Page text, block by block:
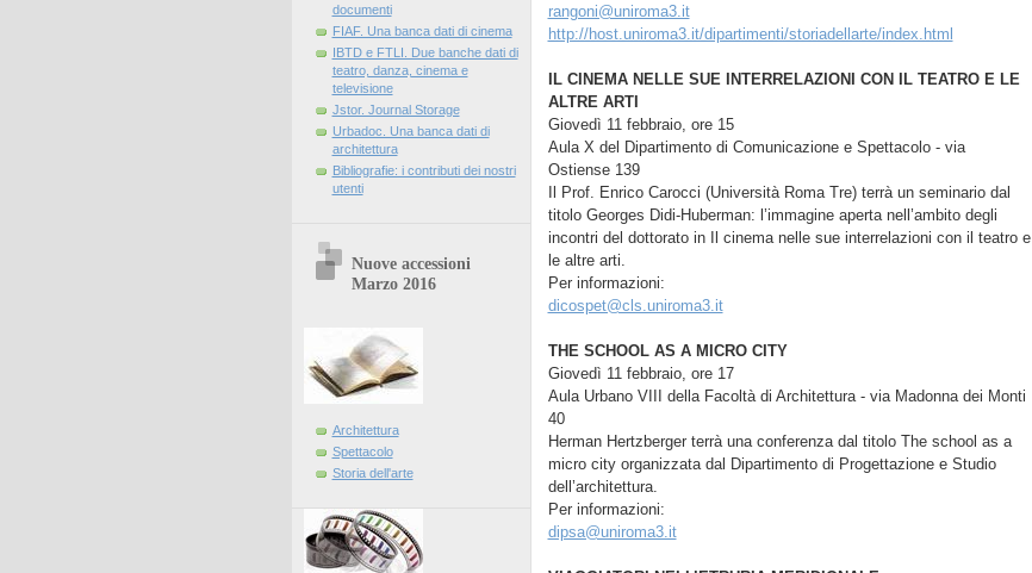
documenti
FIAF. Una banca dati di cinema
IBTD e FTLI. Due banche dati di
teatro, danza, cinema e
televisione
Jstor. Journal Storage
Urbadoc. Una banca dati di
architettura
Bibliografie: i contributi dei nostri
utenti
Nuove accessioni
Marzo 2016
Architettura
Spettacolo
Storia dell'arte
rangoni@uniroma3.it
http://host.uniroma3.it/dipartimenti/storiadellarte/index.html
IL CINEMA NELLE SUE INTERRELAZIONI CON IL TEATRO E LE
ALTRE ARTI
Giovedì 11 febbraio, ore 15
Aula X del Dipartimento di Comunicazione e Spettacolo - via
Ostiense 139
Il Prof. Enrico Carocci (Università Roma Tre) terrà un seminario dal
titolo Georges Didi-Huberman: l’immagine aperta nell’ambito degli
incontri del dottorato in Il cinema nelle sue interrelazioni con il teatro e
le altre arti.
Per informazioni:
dicospet@cls.uniroma3.it
THE SCHOOL AS A MICRO CITY
Giovedì 11 febbraio, ore 17
Aula Urbano VIII della Facoltà di Architettura - via Madonna dei Monti
40
Herman Hertzberger terrà una conferenza dal titolo The school as a
micro city organizzata dal Dipartimento di Progettazione e Studio
dell’architettura.
Per informazioni:
dipsa@uniroma3.it